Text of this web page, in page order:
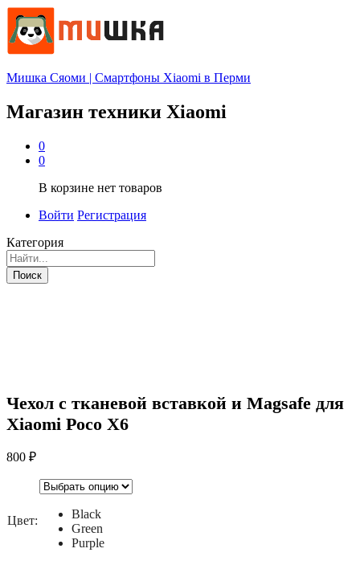
Мишка Сяоми | Смартфоны Xiaomi в Перми
Магазин техники Xiaomi
0
0
В корзине нет товаров
Войти Регистрация
Категория
Поиск
Чехол с тканевой вставкой и Magsafe для
Xiaomi Poco X6
800 ₽
Цвет:
Black
Green
Purple